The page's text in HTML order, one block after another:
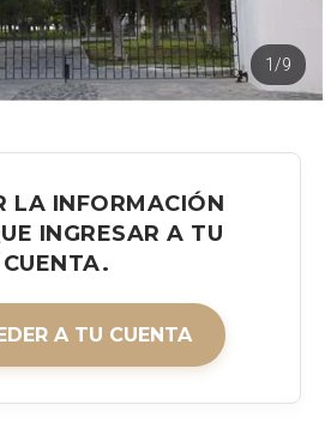
1/9
LA INFORMACIÓN
INGRESAR A TU
CUENTA.
A TU CUENTA